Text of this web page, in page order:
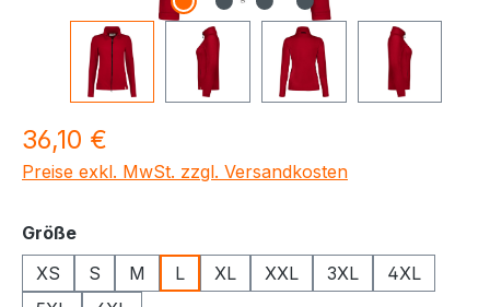
Regulärer Preis:
36,10 €
Preise exkl. MwSt. zzgl. Versandkosten
Größeauswählen
XS
S M L XL XXL 3XL
4XL